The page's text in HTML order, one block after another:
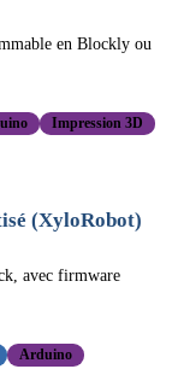
en Blockly ou
Impression 3D
(XyloRobot)
avec firmware
Arduino